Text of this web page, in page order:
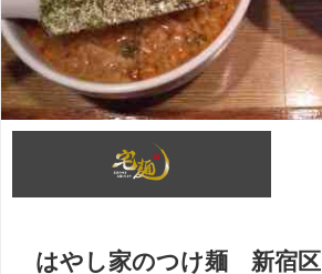
はやし家のつけ麺 新宿区